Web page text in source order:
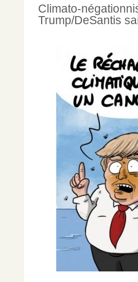
Climato-
Trump/DeSantis